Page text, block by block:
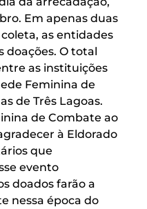
Em apenas duas
as entidades
doações. O total
as instituições
Feminina de
de Três Lagoas.
de Combate ao
à Eldorado
que
evento
doados farão a
nessa época do